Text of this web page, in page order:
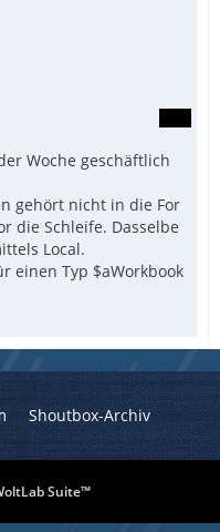
Woche geschäftlich
gehört nicht in die For
die Schleife. Dasselbe
Local.
einen Typ $aWorkbook
Shoutbox-Archiv
Suite™